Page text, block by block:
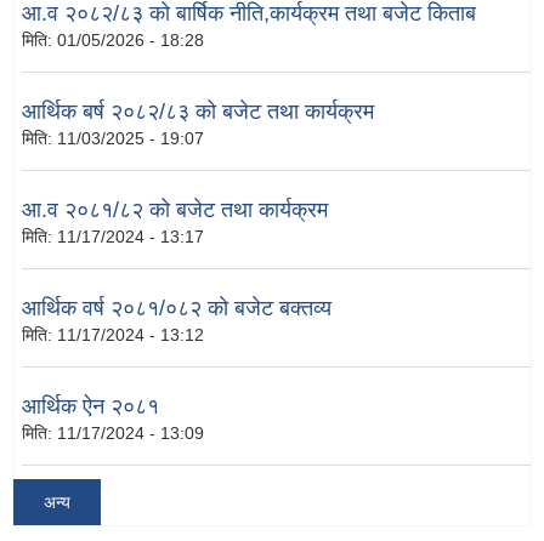
आ.व २०८२/८३ को बार्षिक नीति,कार्यक्रम तथा बजेट किताब
मिति: 01/05/2026 - 18:28
आर्थिक बर्ष २०८२/८३ को बजेट तथा कार्यक्रम
मिति: 11/03/2025 - 19:07
आ.व २०८१/८२ को बजेट तथा कार्यक्रम
मिति: 11/17/2024 - 13:17
आर्थिक वर्ष २०८१/०८२ को बजेट बक्तव्य
मिति: 11/17/2024 - 13:12
आर्थिक ऐन २०८१
मिति: 11/17/2024 - 13:09
अन्य